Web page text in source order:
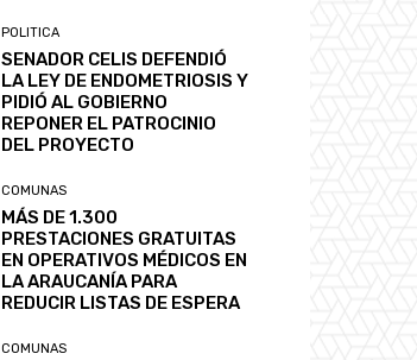
POLITICA
SENADOR CELIS DEFENDIÓ
LA LEY DE ENDOMETRIOSIS Y
PIDIÓ AL GOBIERNO
REPONER EL PATROCINIO
DEL PROYECTO
COMUNAS
MÁS DE 1.300
PRESTACIONES GRATUITAS
EN OPERATIVOS MÉDICOS EN
LA ARAUCANÍA PARA
REDUCIR LISTAS DE ESPERA
COMUNAS